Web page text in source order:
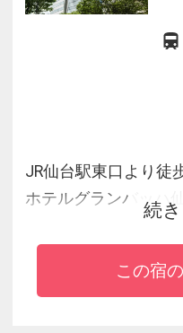
JR仙台駅東口より徒
ホテルグランバッハ
は、パイプオルガン
を感じるあたたかな
管理栄養士監修の和
続
この宿